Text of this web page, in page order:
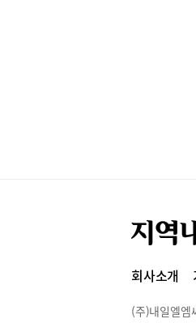
회사소개
(주)내일엘엠